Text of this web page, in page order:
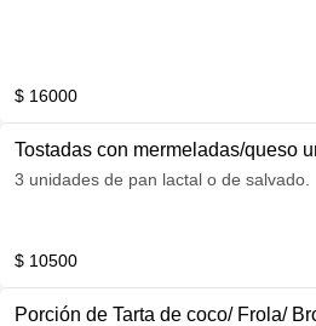
$ 16000
Tostadas con mermeladas/queso
3 unidades de pan lactal o de salvado.
$ 10500
Porción de Tarta de coco/ Frola/